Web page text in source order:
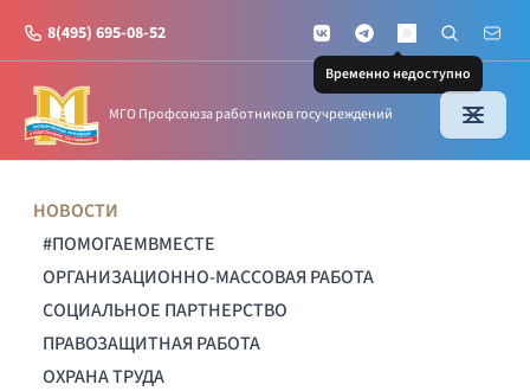
8(495) 695-08-52 VKontakteTelegramMAX
Временно недоступно
Поиск по
Почта
МГО Профсоюза работников госучреждений
НОВОСТИ
#ПОМОГАЕМВМЕСТЕ
ОРГАНИЗАЦИОННО-МАССОВАЯ РАБОТА
СОЦИАЛЬНОЕ ПАРТНЕРСТВО
ПРАВОЗАЩИТНАЯ РАБОТА
ОХРАНА ТРУДА